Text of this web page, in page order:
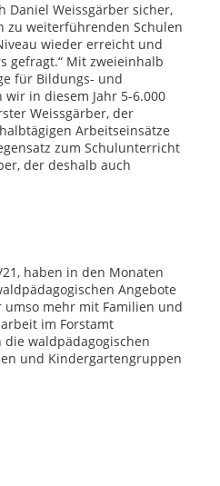
Daniel Weissgärber sicher,
zu weiterführenden Schulen
wieder erreicht und
gefragt.“ Mit zweieinhalb
für Bildungs- und
in diesem Jahr 5-6.000
Weissgärber, der
Arbeitseinsätze
zum Schulunterricht
der deshalb auch
haben in den Monaten
Angebote
mehr mit Familien und
im Forstamt
waldpädagogischen
und Kindergartengruppen